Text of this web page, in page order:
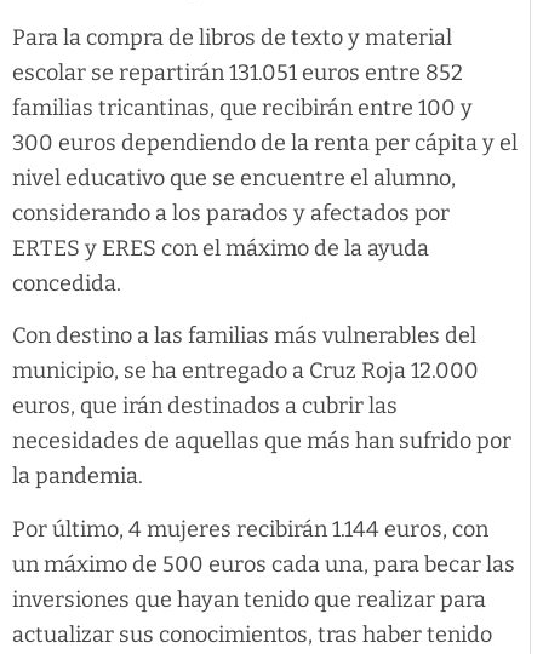
Para la compra de libros de texto y material
escolar se repartirán 131.051 euros entre 852
familias tricantinas, que recibirán entre 100 y
300 euros dependiendo de la renta per cápita y el
nivel educativo que se encuentre el alumno,
considerando a los parados y afectados por
ERTES y ERES con el máximo de la ayuda
concedida.
Con destino a las familias más vulnerables del
municipio, se ha entregado a Cruz Roja 12.000
euros, que irán destinados a cubrir las
necesidades de aquellas que más han sufrido por
la pandemia.
Por último, 4 mujeres recibirán 1.144 euros, con
un máximo de 500 euros cada una, para becar las
inversiones que hayan tenido que realizar para
actualizar sus conocimientos, tras haber tenido